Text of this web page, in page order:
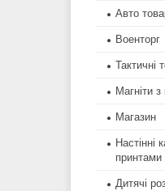
Авто
Военторг
Тактичні
Магніти
Магазин
Настінні
принтами
Дитячі